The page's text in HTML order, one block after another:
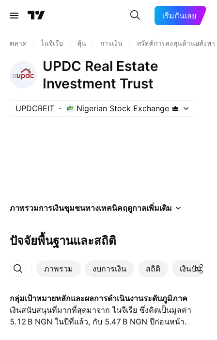
เริ่มกันเลย
ตลาด ไนจีเรีย หุ้น การเงิน ทรัสต์การลงทุนด้านอสังหา
UPDC Real Estate
Investment Trust
UPDCREIT Nigerian Stock Exchange
ภาพรวมการเงินชุมชนทางเทคนิคฤดูกาลเพิ่มเติม
ปัจจัยพื้นฐานและสถิติ
ภาพรวม งบการเงิน สถิติ เงินปันผล
เพิ่มเติม
กลุ่มเป้าหมายหลักและผลการดำเนินงานระดับภูมิภาค
เงินสนับสนุนที่มากที่สุดมาจาก ไนจีเรีย ซึ่งคิดเป็นมูลค่า
‪5.12 B‬ NGN ในปีที่แล้ว, กับ ‪5.47 B‬ NGN ปีก่อนหน้า.